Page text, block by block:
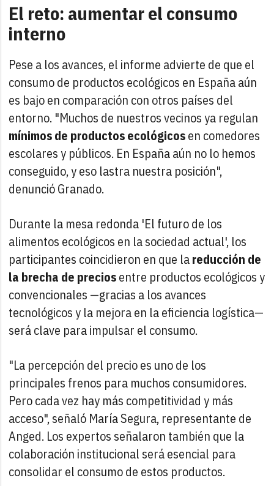
El reto: aumentar el consumo
interno
Pese a los avances, el informe advierte de que el
consumo de productos ecológicos en España aún
es bajo en comparación con otros países del
entorno. "Muchos de nuestros vecinos ya regulan
mínimos de productos ecológicosen comedores
escolares y públicos. En España aún no lo hemos
conseguido, y eso lastra nuestra posición",
denunció Granado.
Durante la mesa redonda 'El futuro de los
alimentos ecológicos en la sociedad actual', los
participantes coincidieron en que lareducción de
la brecha de preciosentre productos ecológicos y
convencionales —gracias a los avances
tecnológicos y la mejora en la eficiencia logística—
será clave para impulsar el consumo.
"La percepción del precio es uno de los
principales frenos para muchos consumidores.
Pero cada vez hay más competitividad y más
acceso", señaló María Segura, representante de
Anged. Los expertos señalaron también que la
colaboración institucional será esencial para
consolidar el consumo de estos productos.